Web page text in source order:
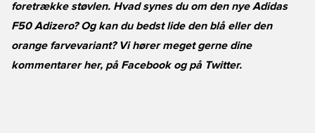
foretrække støvlen. Hvad synes du om den nye Adidas
F50 Adizero? Og kan du bedst lide den blå eller den
orange farvevariant? Vi hører meget gerne dine
kommentarer her, på Facebookog på Twitter.